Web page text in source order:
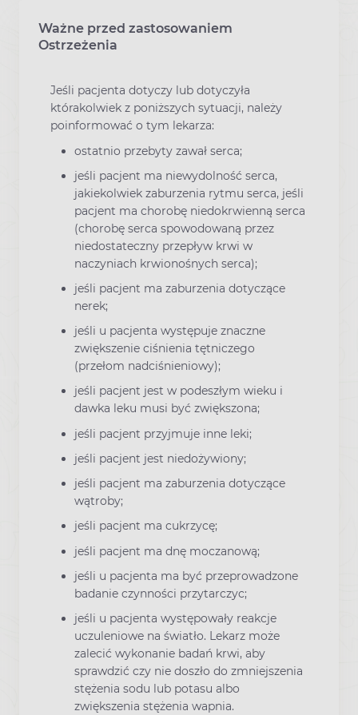
Ważne przed zastosowaniem
Ostrzeżenia
Jeśli pacjenta dotyczy lub dotyczyła
którakolwiek z poniższych sytuacji, należy
poinformować o tym lekarza:
ostatnio przebyty zawał serca;
jeśli pacjent ma niewydolność serca,
jakiekolwiek zaburzenia rytmu serca, jeśli
pacjent ma chorobę niedokrwienną serca
(chorobę serca spowodowaną przez
niedostateczny przepływ krwi w
naczyniach krwionośnych serca);
jeśli pacjent ma zaburzenia dotyczące
nerek;
jeśli u pacjenta występuje znaczne
zwiększenie ciśnienia tętniczego
(przełom nadciśnieniowy);
jeśli pacjent jest w podeszłym wieku i
dawka leku musi być zwiększona;
jeśli pacjent przyjmuje inne leki;
jeśli pacjent jest niedożywiony;
jeśli pacjent ma zaburzenia dotyczące
wątroby;
jeśli pacjent ma cukrzycę;
jeśli pacjent ma dnę moczanową;
jeśli u pacjenta ma być przeprowadzone
badanie czynności przytarczyc;
jeśli u pacjenta występowały reakcje
uczuleniowe na światło. Lekarz może
zalecić wykonanie badań krwi, aby
sprawdzić czy nie doszło do zmniejszenia
stężenia sodu lub potasu albo
zwiększenia stężenia wapnia.